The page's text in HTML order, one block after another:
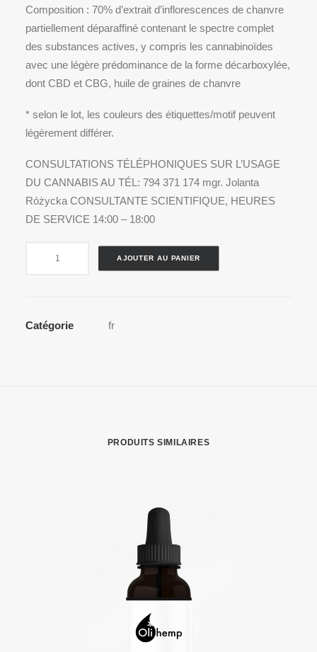
Composition : 70% d’extrait d’inflorescences de chanvre
partiellement déparaffiné contenant le spectre complet
des substances actives, y compris les cannabinoïdes
avec une légère prédominance de la forme décarboxylée,
dont CBD et CBG, huile de graines de chanvre
* selon le lot, les couleurs des étiquettes/motif peuvent
légèrement différer.
CONSULTATIONS TÉLÉPHONIQUES SUR L’USAGE
DU CANNABIS AU TÉL: 794 371 174 mgr. Jolanta
Różycka CONSULTANTE SCIENTIFIQUE, HEURES
DE SERVICE 14:00 – 18:00
SPECTRUM
AJOUTER AU PANIER
Catégorie fr
PRODUITS SIMILAIRES